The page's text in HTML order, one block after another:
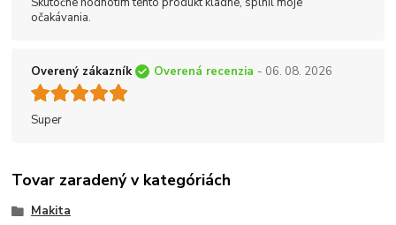
očakávania.
Overený zákazník Overená recenzia - 06. 08. 2026
Super
Tovar zaradený v kategóriách
Makita